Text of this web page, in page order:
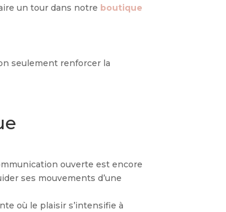
un tour dans notre boutique
seulement renforcer la
ouverte est encore
ses mouvements d’une
où le plaisir s’intensifie à